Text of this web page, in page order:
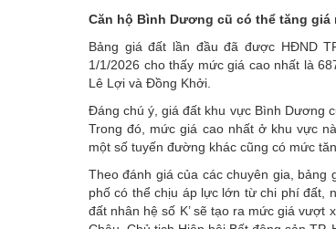
Căn hộ Bình Dương cũ có thể tăng giá
Bảng giá đất lần đầu đã được HĐND
1/1/2026 cho thấy mức giá cao nhất là
Lê Lợi và Đồng Khởi.
Đáng chú ý, giá đất khu vực Bình Dương
Trong đó, mức giá cao nhất ở khu vực
một số tuyến đường khác cũng có mức
Theo đánh giá của các chuyên gia, bảng
phố có thể chịu áp lực lớn từ chi phí đất,
đất nhân hệ số K’ sẽ tạo ra mức giá vượt